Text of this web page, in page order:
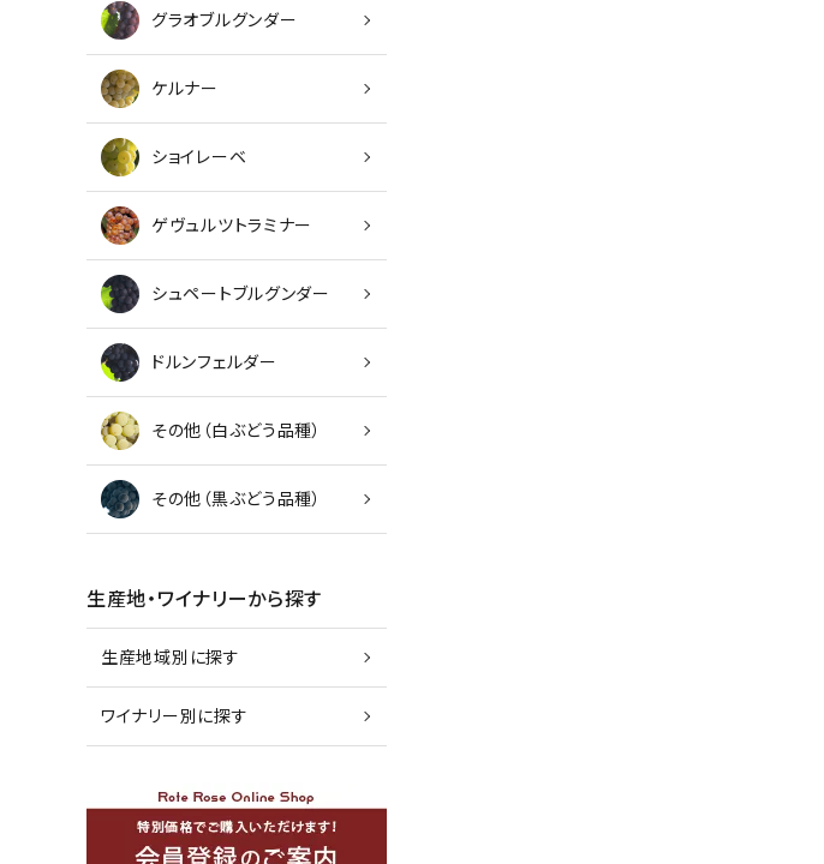
グラオブルグンダー
ケルナー
ショイレーベ
ゲヴュルツトラミナー
シュペートブルグンダー
ドルンフェルダー
その他（白ぶどう品種）
その他（黒ぶどう品種）
生産地・ワイナリーから探す
生産地域別に探す
ワイナリー別に探す